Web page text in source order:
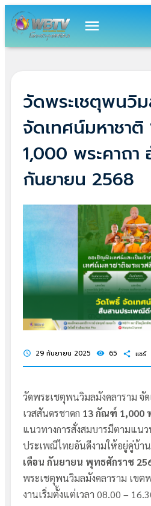
menu
วัดพระเชตุพนวิ
จัดเทศน์มหาชา
1,000 พระคาถา
กันยายน 2568
schedule 29 กันยายน 2025 visibility 65 share แชร์
วัดพระเชตุพนวิมลมังคลาราม จั
เวสสันดรชาดก 13 กัณฑ์ 1,000
แนวทางการสั่งสมบารมีตามแน
ประเพณีไทยอันดีงามให้อยู่คู่บ้า
เดือน กันยายน พุทธศักราช
พระเชตุพนวิมลมังคลาราม เขต
งานเริ่มตั้งแต่เวลา 08.00 –